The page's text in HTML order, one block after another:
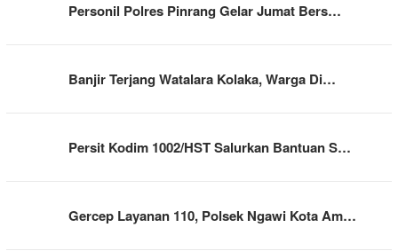
Personil Polres Pinrang Gelar Jumat Bers…
Banjir Terjang Watalara Kolaka, Warga Di…
Persit Kodim 1002/HST Salurkan Bantuan S…
Gercep Layanan 110, Polsek Ngawi Kota Am…